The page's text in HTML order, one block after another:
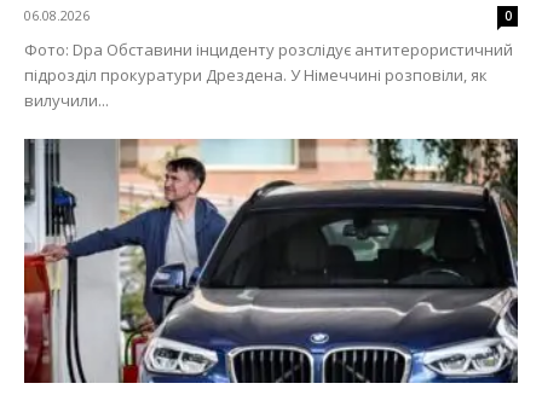
06.08.2026 0
Фото: Dpa Обставини інциденту розслідує антитерористичний
підрозділ прокуратури Дрездена. У Німеччині розповіли, як
вилучили...